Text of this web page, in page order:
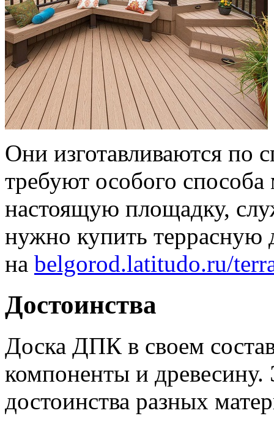
Они изготавливаются по
требуют особого
настоящую площадку,
нужно купить террасную
на belgorod.latitudo.ru/
Достоинства
Доска ДПК в своем
компоненты и древесину.
достоинства разных